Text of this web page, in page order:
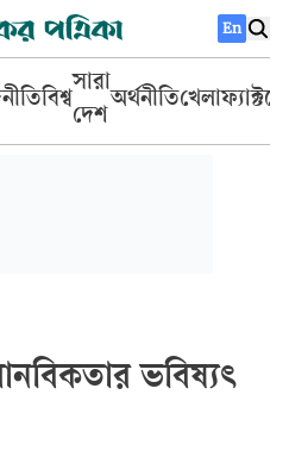
En
বিশ্ব
সারা
দেশ
অর্থনীতিখেলা
ভবিষ্যৎ